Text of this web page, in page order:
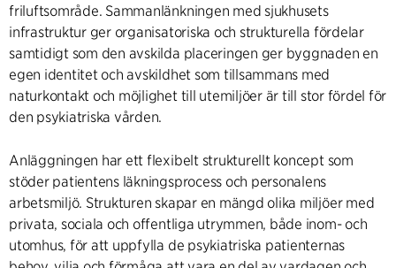
friluftsområde. Sammanlänkningen med sjukhusets
infrastruktur ger organisatoriska och strukturella fördelar
samtidigt som den avskilda placeringen ger byggnaden en
egen identitet och avskildhet som tillsammans med
naturkontakt och möjlighet till utemiljöer är till stor fördel för
den psykiatriska vården.
Anläggningen har ett flexibelt strukturellt koncept som
stöder patientens läkningsprocess och personalens
arbetsmiljö. Strukturen skapar en mängd olika miljöer med
privata, sociala och offentliga utrymmen, både inom- och
utomhus, för att uppfylla de psykiatriska patienternas